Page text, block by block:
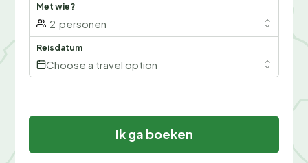
Met wie?
2 personen
Reisdatum
Choose a travel option
Ik ga boeken